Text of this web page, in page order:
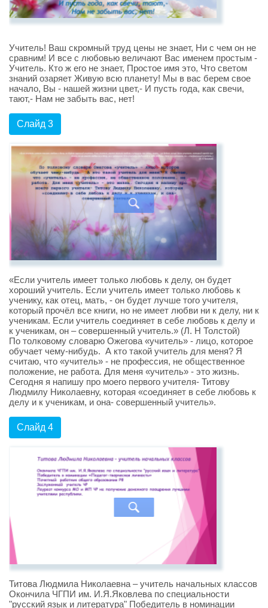
Учитель! Ваш скромный труд цены не знает, Ни с чем он не
сравним! И все с любовью величают Вас именем простым -
Учитель. Кто ж его не знает, Простое имя это, Что светом
знаний озаряет Живую всю планету! Мы в вас берем свое
начало, Вы - нашей жизни цвет,- И пусть года, как свечи,
тают,- Нам не забыть вас, нет!
Слайд 3
«Если учитель имеет только любовь к делу, он будет
хороший учитель. Если учитель имеет только любовь к
ученику, как отец, мать, - он будет лучше того учителя,
который прочёл все книги, но не имеет любви ни к делу, ни к
ученикам. Если учитель соединяет в себе любовь к делу и
к ученикам, он – совершенный учитель.» (Л. Н Толстой)
По толковому словарю Ожегова «учитель» - лицо, которое
обучает чему-нибудь. А кто такой учитель для меня? Я
считаю, что «учитель» - не профессия, не общественное
положение, не работа. Для меня «учитель» - это жизнь.
Сегодня я напишу про моего первого учителя- Титову
Людмилу Николаевну, которая «соединяет в себе любовь к
делу и к ученикам, и она- совершенный учитель».
Слайд 4
Титова Людмила Николаевна – учитель начальных классов
Окончила ЧГПИ им. И.Я.Яковлева по специальности
"русский язык и литература" Победитель в номинации